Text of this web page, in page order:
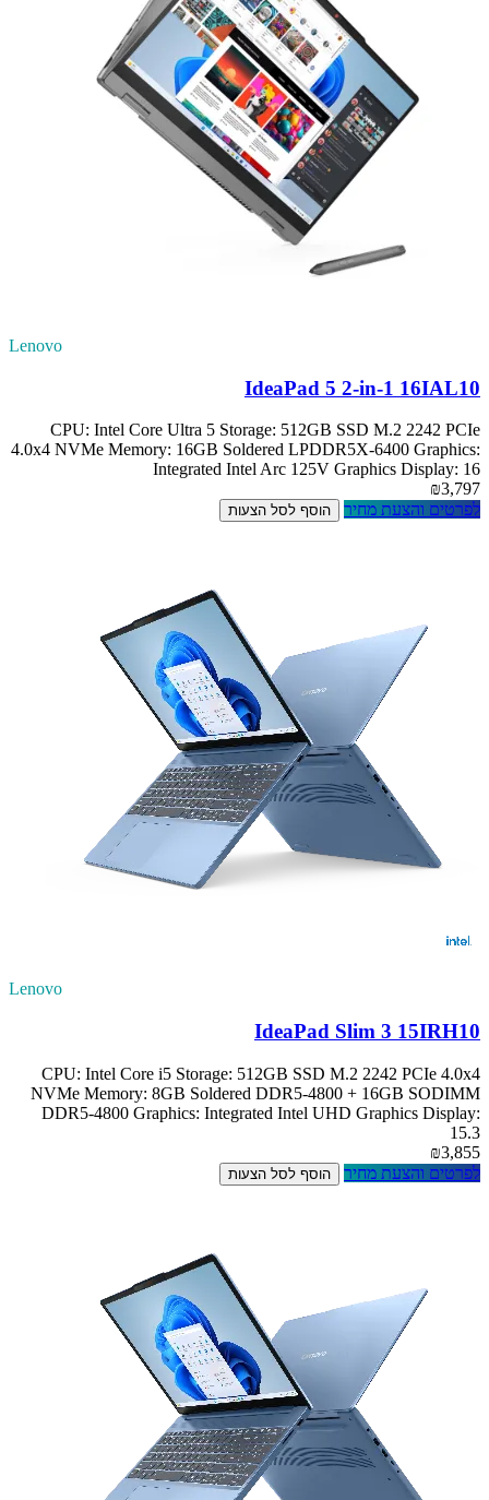
Lenovo
IdeaPad 5 2-in-1 16IAL10
CPU: Intel Core Ultra 5 Storage: 512GB SSD M.2 2242 PCIe
4.0x4 NVMe Memory: 16GB Soldered LPDDR5X-6400 Graphics:
Integrated Intel Arc 125V Graphics Display: 16
₪3,797
לפרטים והצעת מחיר
הוסף לסל הצעות
Lenovo
IdeaPad Slim 3 15IRH10
CPU: Intel Core i5 Storage: 512GB SSD M.2 2242 PCIe 4.0x4
NVMe Memory: 8GB Soldered DDR5-4800 + 16GB SODIMM
DDR5-4800 Graphics: Integrated Intel UHD Graphics Display:
15.3
₪3,855
לפרטים והצעת מחיר
הוסף לסל הצעות